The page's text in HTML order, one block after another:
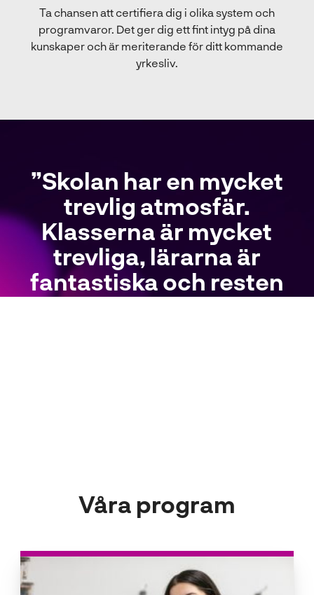
Ta chansen att certifiera dig i olika system och
programvaror. Det ger dig ett fint intyg på dina
kunskaper och är meriterande för ditt kommande
yrkesliv.
Skolan har en mycket
trevlig atmosfär.
Klasserna är mycket
trevliga, lärarna är
fantastiska och resten
Våra program